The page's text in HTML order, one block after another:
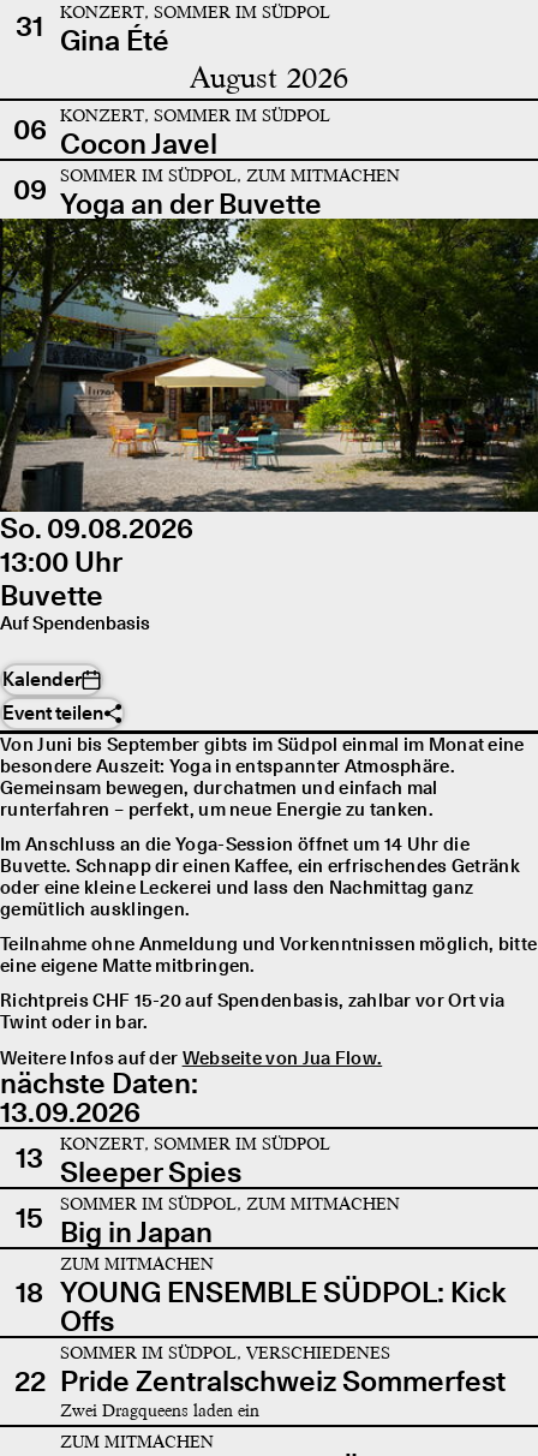
31
KONZERT, SOMMER IM SÜDPOL
Gina Été
August 2026
06 KONZERT, SOMMER IM SÜDPOL
Cocon Javel
09
SOMMER IM SÜDPOL, ZUM MITMACHEN
Yoga an der Buvette
So. 09.08.2026
13:00 Uhr
Buvette
Auf Spendenbasis
Kalender
Event teilen
Von Juni bis September gibts im Südpol einmal im Monat eine
besondere Auszeit: Yoga in entspannter Atmosphäre.
Gemeinsam bewegen, durchatmen und einfach mal
runterfahren – perfekt, um neue Energie zu tanken.
Im Anschluss an die Yoga-Session öffnet um 14 Uhr die
Buvette. Schnapp dir einen Kaffee, ein erfrischendes Getränk
oder eine kleine Leckerei und lass den Nachmittag ganz
gemütlich ausklingen.
Teilnahme ohne Anmeldung und Vorkenntnissen möglich, bitte
eine eigene Matte mitbringen.
Richtpreis CHF 15-20 auf Spendenbasis, zahlbar vor Ort via
Twint oder in bar.
Weitere Infos auf der Webseite von Jua Flow.
nächste Daten:
13.09.2026
13
KONZERT, SOMMER IM SÜDPOL
Sleeper Spies
15
SOMMER IM SÜDPOL, ZUM MITMACHEN
Big in Japan
18
ZUM MITMACHEN
YOUNG ENSEMBLE SÜDPOL: Kick
Offs
22
SOMMER IM SÜDPOL, VERSCHIEDENES
Pride Zentralschweiz Sommerfest
Zwei Dragqueens laden ein
ZUM MITMACHEN